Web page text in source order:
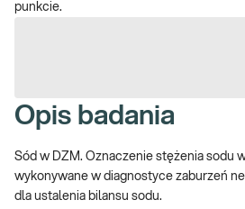
punkcie.
Opis badania
Sód w DZM. Oznaczenie stężenia sodu
wykonywane w diagnostyce zaburzeń
dla ustalenia bilansu sodu.